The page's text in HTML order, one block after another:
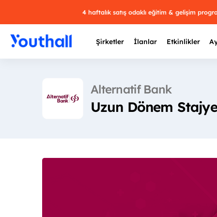
4 haftalık satış odaklı eğitim & gelişim
Şirketler İlanlar Etkinlikler
Alternatif Bank
Uzun Dönem